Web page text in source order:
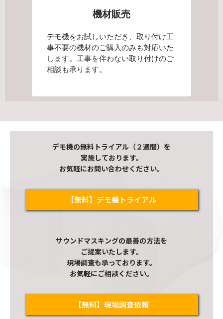
機材販売＋取り付け工事
デモ機をお試しいただくにあたり、最
適な設置方法・設置場所をご提案させ
ていただき、必要であれば工事も併せ
て承ります。
デモ機の無料トライアル（２週間）を
実施しております。
お気軽にお問い合わせください。
【無料】デモ機トライアル
サウンドマスキングの最善の方法を
ご提案いたします。
現場調査も承っております。
お気軽にご相談ください。
【無料】現場調査依頼